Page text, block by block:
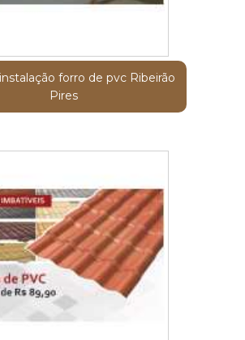
forro de pvc Ribeirão
Pires